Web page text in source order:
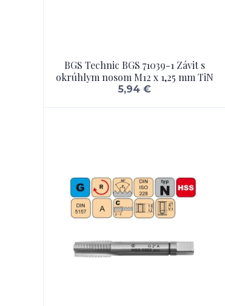
BGS Technic BGS 71039-1 Závit s
okrúhlym nosom M12 x 1,25 mm TiN
5,94 €